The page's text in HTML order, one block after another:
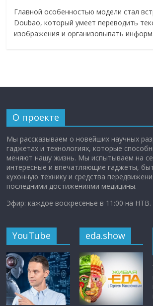
Главной особенностью модели стал
Doubao, который умеет переводить
изображения и организовывать
О проекте
Мы рассказываем о новейших научных
гаджетах и технологиях, которые
меняют нашу жизнь. Мы испытываем на
интересные и впечатляющие гаджеты,
кухонную технику и средства
последними достижениями медицины.
Эфир: каждое воскресенье в 11:00 на НТВ.
YouTube eda.show